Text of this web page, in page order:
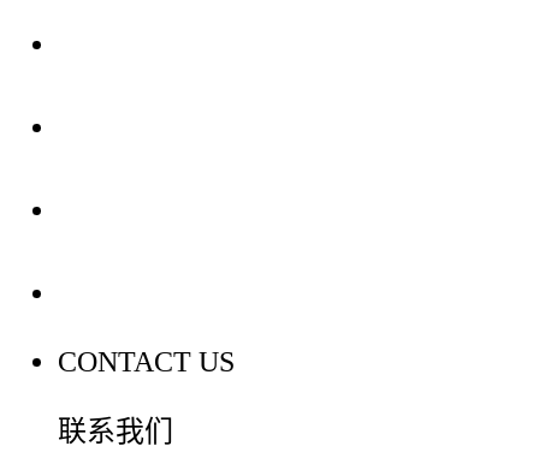
CONTACT US
联系我们